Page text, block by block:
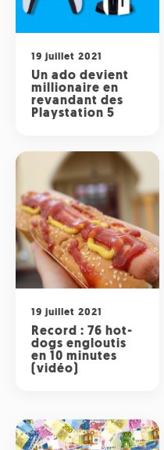
Politique
Belge
Régions
Santé
Sciences
Tech
Musique
People
Streaming
Théâtre
Radio
Télévision
Animaux
Biodiversité
19 juillet 2021
Un ado devient
millionaire en
revandant des
Playstation 5
19 juillet 2021
Record : 76 hot-
dogs engloutis
en 10 minutes
(vidéo)